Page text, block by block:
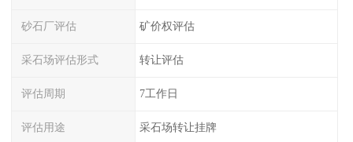
砂石厂评估 矿价权评估
采石场评估形式 转让评估
评估周期 7工作日
评估用途 采石场转让挂牌